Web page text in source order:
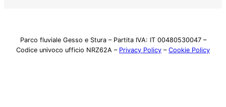
Parco fluviale Gesso e Stura – Partita IVA: IT 00480530047 –
Codice univoco ufficio NRZ62A – Privacy Policy – Cookie Policy